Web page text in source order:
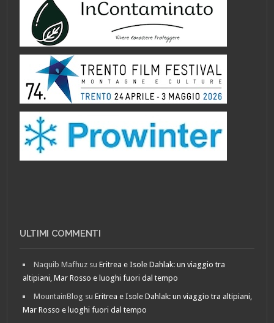
ULTIMI COMMENTI
Naquib Mafhuz suEritrea e Isole Dahlak: un viaggio tra
altipiani, Mar Rosso e luoghi fuori dal tempo
MountainBlog suEritrea e Isole Dahlak: un viaggio tra altipiani,
Mar Rosso e luoghi fuori dal tempo